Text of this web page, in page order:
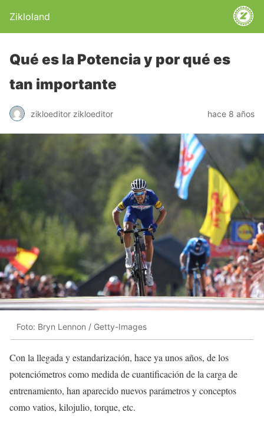
Zikloland
Qué es la Potencia y por qué es
tan importante
zikloeditor zikloeditor hace 8 años
Foto: Bryn Lennon / Getty-Images
Con la llegada y estandarización, hace ya unos años, de los
potenciómetros como medida de cuantificación de la carga de
entrenamiento, han aparecido nuevos parámetros y conceptos
como vatios, kilojulio, torque, etc.